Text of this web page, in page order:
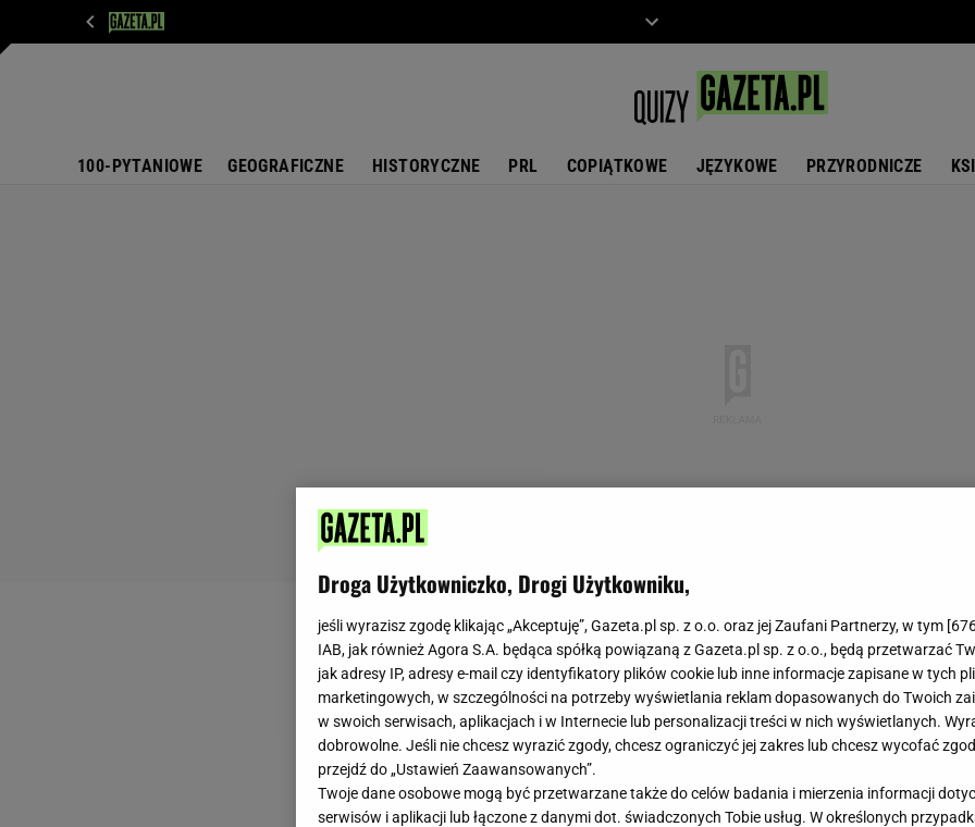
100-PYTANIOWE GEOGRAFICZNE HISTORYCZNE PRL COPIĄTKOWE JĘZYKOWE PRZYRODNICZE
Droga Użytkowniczko, Drogi Użytkowniku,
jeśli wyrazisz zgodę klikając „Akceptuję”, Gazeta.pl sp. z o.o. oraz jej Zaufani Partnerzy, w tym [
IAB, jak również Agora S.A. będąca spółką powiązaną z Gazeta.pl sp. z o.o., będą przetwarzać
jak adresy IP, adresy e-mail czy identyfikatory plików cookie lub inne informacje zapisane w tych
marketingowych, w szczególności na potrzeby wyświetlania reklam dopasowanych do Twoich
w swoich serwisach, aplikacjach i w Internecie lub personalizacji treści w nich wyświetlanych.
dobrowolne. Jeśli nie chcesz wyrazić zgody, chcesz ograniczyć jej zakres lub chcesz wycofać
przejdź do „Ustawień Zaawansowanych”.
Twoje dane osobowe mogą być przetwarzane także do celów badania i mierzenia informacji
serwisów i aplikacji lub łączone z danymi dot. świadczonych Tobie usług. W określonych